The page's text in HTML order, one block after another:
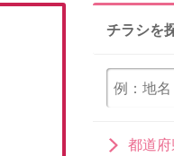
チラシを
都道